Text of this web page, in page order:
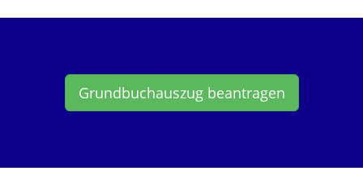
Grundbuchauszug beantragen